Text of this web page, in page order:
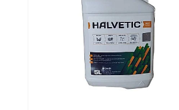
Incalzire, Climatizare Instalatii
Aeroterme si Convectori